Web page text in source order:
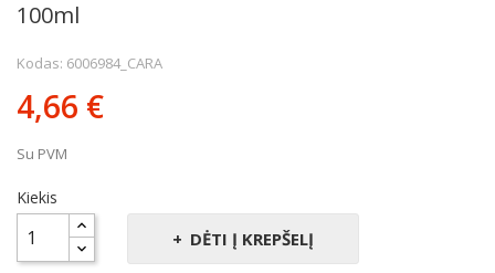
100ml
Kodas: 6006984_CARA
4,66 €
Su PVM
Kiekis
DĖTI Į KREPŠELĮ